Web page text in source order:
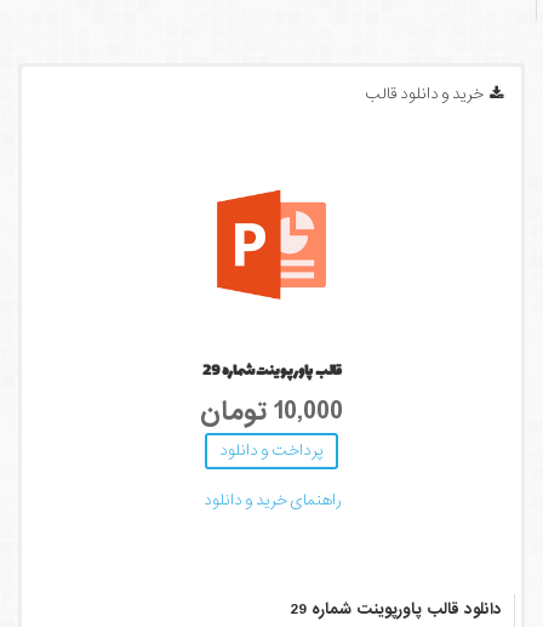
خرید و دانلود قالب
قالب پاورپوینت شماره 29
10,000 تومان
پرداخت و دانلود
راهنمای خرید و دانلود
دانلود قالب پاورپوینت شماره 29